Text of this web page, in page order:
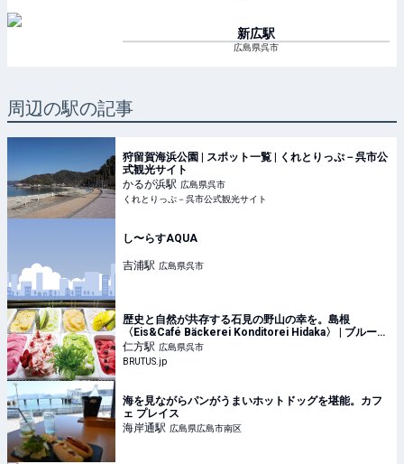
新広駅
広島県呉市
周辺の駅の記事
狩留賀海浜公園 | スポット一覧 | くれとりっぷ－呉市公
式観光サイト
かるが浜駅 広島県呉市
くれとりっぷ－呉市公式観光サイト
し〜らすAQUA
吉浦駅 広島県呉市
歴史と自然が共存する石見の野山の幸を。島根
〈Eis&Café Bäckerei Konditorei Hidaka〉 | ブルータ
ス| BRUTUS.jp
仁方駅 広島県呉市
BRUTUS.jp
海を見ながらパンがうまいホットドッグを堪能。カフ
ェ プレイス
海岸通駅 広島県広島市南区